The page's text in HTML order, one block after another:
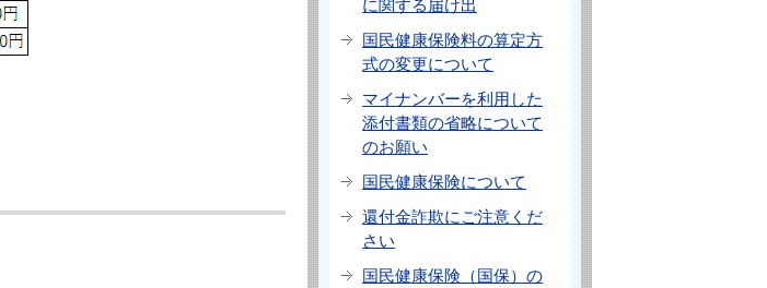
に関する届け出
国民健康保険料の算定方
式の変更について
マイナンバーを利用した
添付書類の省略について
のお願い
国民健康保険について
還付金詐欺にご注意くだ
さい
国民健康保険（国保）の